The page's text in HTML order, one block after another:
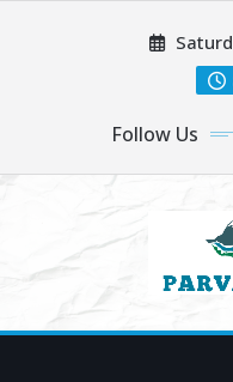
Follow Us